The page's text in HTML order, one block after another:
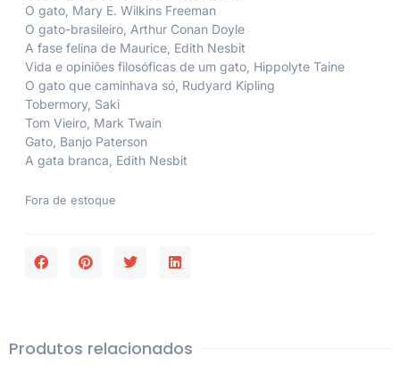
O gato, Mary E. Wilkins Freeman
O gato-brasileiro, Arthur Conan Doyle
A fase felina de Maurice, Edith Nesbit
Vida e opiniões filosóficas de um gato, Hippolyte Taine
O gato que caminhava só, Rudyard Kipling
Tobermory, Saki
Tom Vieiro, Mark Twain
Gato, Banjo Paterson
A gata branca, Edith Nesbit
Fora de estoque
Produtos relacionados